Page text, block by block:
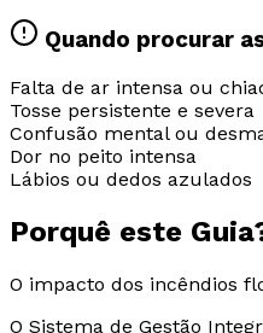
Quando procurar
Falta de ar intensa ou
Tosse persistente e severa
Confusão mental ou
Dor no peito intensa
Lábios ou dedos azulados
Porquê este
O impacto dos incêndios
O Sistema de Gestão